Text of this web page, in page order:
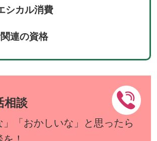
シカル消費
連の資格
相談
」「おかしいな」と思ったら